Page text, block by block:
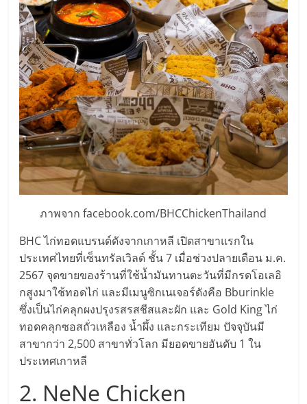
ไชส์,
รวม
แฟ
รน
ไชส์
ขาย
แฟ
รน
ไชส์
แฟ
ภาพจาก facebook.com/BHCChickenThailand
BHC ไก่ทอดแบรนด์ดังจากเกาหลี เปิดสาขาแรกใน
ประเทศไทยที่เซ็นทรัลเวิลด์ ชั้น 7 เมื่อช่วงปลายเดือน ม.ค.
2567 จุดขายของร้านที่ใช้น้ำมันทานตะวันที่มีกรดโอเลอิ
กสูงมาใช้ทอดไก่ และมีเมนูซิกเนเจอร์ดังคือ Bburinkle
ซึ่งเป็นไก่คลุกผงปรุงรสรสชีสและผัก และ Gold King ไก่
ทอดคลุกซอสถั่วเหลือง น้ำผึ้ง และกระเทียม ปัจจุบันมี
สาขากว่า 2,500 สาขาทั่วโลก มียอดขายอันดับ 1 ใน
ประเทศเกาหลี
2. NeNe Chicken